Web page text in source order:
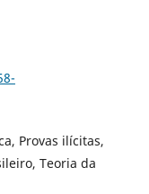
Provas ilícitas,
Teoria da